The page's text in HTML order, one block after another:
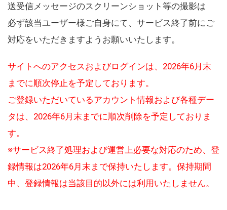
送受信メッセージのスクリーンショット等の撮影は
必ず該当ユーザー様ご自身にて、サービス終了前にご
対応をいただきますようお願いいたします。
サイトへのアクセスおよびログインは、2026年6月末
までに順次停止を予定しております。
ご登録いただいているアカウント情報および各種デー
タは、2026年6月末までに順次削除を予定しておりま
す。
※サービス終了処理および運営上必要な対応のため、登
録情報は2026年6月末まで保持いたします。保持期間
中、登録情報は当該目的以外には利用いたしません。